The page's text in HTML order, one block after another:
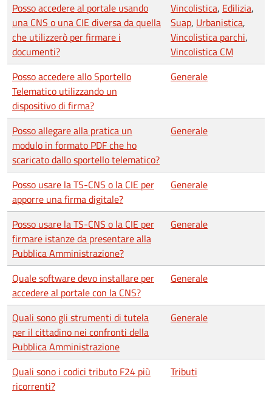
Posso accedere al portale usando
una CNS o una CIE diversa da quella
che utilizzerò per firmare i
documenti?
Vincolistica, Edilizia,
Suap, Urbanistica,
Vincolistica parchi,
Vincolistica CM
Posso accedere allo Sportello
Telematico utilizzando un
dispositivo di firma?
Generale
Posso allegare alla pratica un
modulo in formato PDF che ho
scaricato dallo sportello telematico?
Generale
Posso usare la TS-CNS o la CIE per
apporre una firma digitale?
Generale
Posso usare la TS-CNS o la CIE per
firmare istanze da presentare alla
Pubblica Amministrazione?
Generale
Quale software devo installare per
accedere al portale con la CNS?
Generale
Quali sono gli strumenti di tutela
per il cittadino nei confronti della
Pubblica Amministrazione
Generale
Quali sono i codici tributo F24 più
ricorrenti?
Tributi